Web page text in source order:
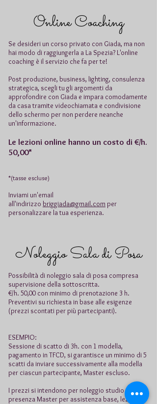
Online Coaching
Se desideri un corso privato con Giada, ma non
hai modo di raggiungerla a La Spezia? L'online
coaching è il servizio che fa per te!
Post produzione, business, lighting, consulenza
strategica, scegli tu gli argomenti da
approfondire con Giada e impara comodamente
da casa tramite videochiamata e condivisione
dello schermo per non perdere neanche
un'informazione.
Le lezioni online hanno un costo di €/h.
50,00*
*(tasse escluse)
Inviami un'email
all'indirizzo briggiada@gmail.com per
personalizzare la tua esperienza.
Noleggio Sala di Posa
Possibilità di noleggio sala di posa compresa
supervisione della sottoscritta.
€/h. 50,00 con minimo di prenotazione 3 h.
Preventivi su richiesta in base alle esigenze
(prezzi scontati per più partecipanti).
ESEMPIO:
Sessione di scatto di 3h. con 1 modella,
pagamento in TFCD, si garantisce un minimo di 5
scatti da inviare successivamente alla modella
per ciascun partecipante, Master escluso.
I prezzi si intendono per noleggio studio con
presenza Master per assistenza base, lezioni